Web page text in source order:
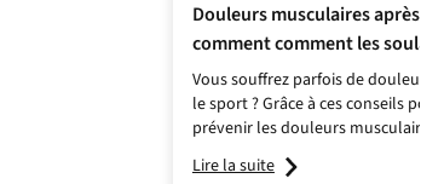
Douleurs musculaires après le
comment comment les
Vous souffrez parfois de douleurs
le sport ? Grâce à ces conseils
prévenir les douleurs
nouveau vous donner à fond !
Lire la suite